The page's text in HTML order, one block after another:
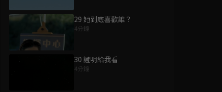
29 她到底喜歡誰？
4分鐘
30 證明給我看
4分鐘